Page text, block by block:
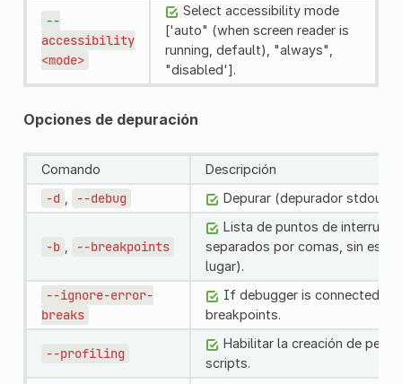
--
accessibility
<mode>
Select accessibility mode
['auto" (when screen reader is
running, default), "always",
"disabled'].
Opciones de depuración
Comando Descripción
-d --debug Depurar (depurador stdout
-b --breakpoints
Lista de puntos de
separados por comas, sin
lugar).
--ignore-error-
breaks
If debugger is connected,
breakpoints.
--profiling
Habilitar la creación de
scripts.